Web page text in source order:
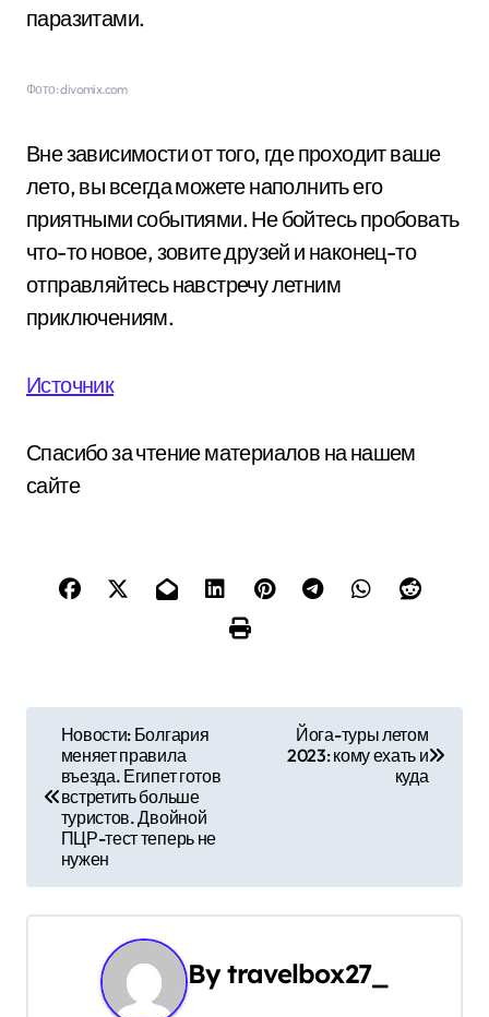
паразитами.
Фото: divomix.com
Вне зависимости от того, где проходит ваше
лето, вы всегда можете наполнить его
приятными событиями. Не бойтесь пробовать
что-то новое, зовите друзей и наконец-то
отправляйтесь навстречу летним
приключениям.
Источник
Спасибо за чтение материалов на нашем
сайте
г
Новости: Болгария
меняет правила
въезда. Египет готов
встретить больше
туристов. Двойной
ПЦР-тест теперь не
нужен
Йога-туры летом
2023: кому ехать и
куда
Bytravelbox27_